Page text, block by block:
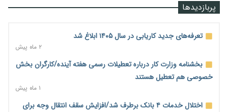
درصد رسید
رشد ۷۵ هزار میلیاردی بازار خرید اعتباری؛ فین‌تک‌ها وارد میدان
احتمال اختلال ۲۴ ساعته در سامانه‌های تأمین اجتماعی
۲ روز پیش
آغاز اجرای پایلوت «ردا کارت» برای دانشجویان تحصیلات تکمیلی
پربازدیدها
تعرفه‌های جدید کاریابی در سال ۱۴۰۵ ابلاغ شد
۲ ماه پیش
بخشنامه وزارت کار درباره تعطیلات رسمی هفته آینده/کارگران بخش
خصوصی هم تعطیل هستند
۱ ماه پیش
اختلال خدمات ۴ بانک برطرف شد/افزایش سقف انتقال وجه برای